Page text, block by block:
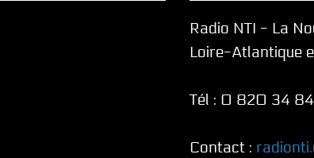
Radio NTI - La
Loire-Atlantique
Tél : 0 820 34
Contact :